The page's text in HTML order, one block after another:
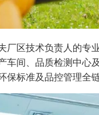
厂区技术负责人的专
车间、品质检测中心
保标准及品控管理全链